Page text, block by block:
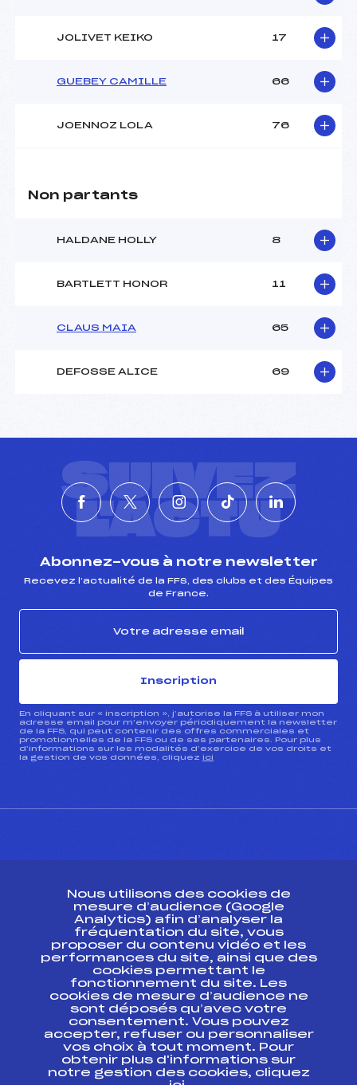
JOLIVET KEIKO 17
GUEBEY CAMILLE 66
JOENNOZ LOLA 76
Non partants
HALDANE HOLLY 8
BARTLETT HONOR 11
CLAUS MAIA 65
DEFOSSE ALICE 69
SUIVEZ
L'ACTU
Abonnez-vous à notre newsletter
Recevez l’actualité de la FFS, des clubs et des Équipes
de France.
Inscription
En cliquant sur « inscription », j’autorise la FFS à utiliser mon
adresse email pour m’envoyer périodiquement la newsletter
de la FFS, qui peut contenir des offres commerciales et
promotionnelles de la FFS ou de ses partenaires. Pour plus
d’informations sur les modalités d’exercice de vos droits et
la gestion de vos données, cliquez ici
Ressources
Pass’Neige
Projet sportif fédéral
Projet de performance fédéral
Antidopage
Pôle Développement, Formation, Suivi
Scientifique
Listes ministérielles
Pôle vie de l’athlète
Nous utilisons des cookies de
mesure d’audience (Google
Analytics) afin d’analyser la
fréquentation du site, vous
proposer du contenu vidéo et les
performances du site, ainsi que des
cookies permettant le
fonctionnement du site. Les
cookies de mesure d’audience ne
sont déposés qu’avec votre
consentement. Vous pouvez
accepter, refuser ou personnaliser
vos choix à tout moment. Pour
obtenir plus d'informations sur
notre gestion des cookies, cliquez